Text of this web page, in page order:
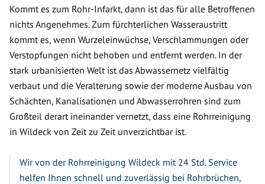
Kommt es zum Rohr-Infarkt, dann ist das für alle Betroffenen
nichts Angenehmes. Zum fürchterlichen Wasseraustritt
kommt es, wenn Wurzeleinwüchse, Verschlammungen oder
Verstopfungen nicht behoben und entfernt werden. In der
stark urbanisierten Welt ist das Abwassernetz vielfältig
verbaut und die Veralterung sowie der moderne Ausbau von
Schächten, Kanalisationen und Abwasserrohren sind zum
Großteil derart ineinander vernetzt, dass eine Rohrreinigung
in Wildeck von Zeit zu Zeit unverzichtbar ist.
Wir von der Rohrreinigung Wildeck mit 24 Std. Service
helfen Ihnen schnell und zuverlässig bei Rohrbrüchen,